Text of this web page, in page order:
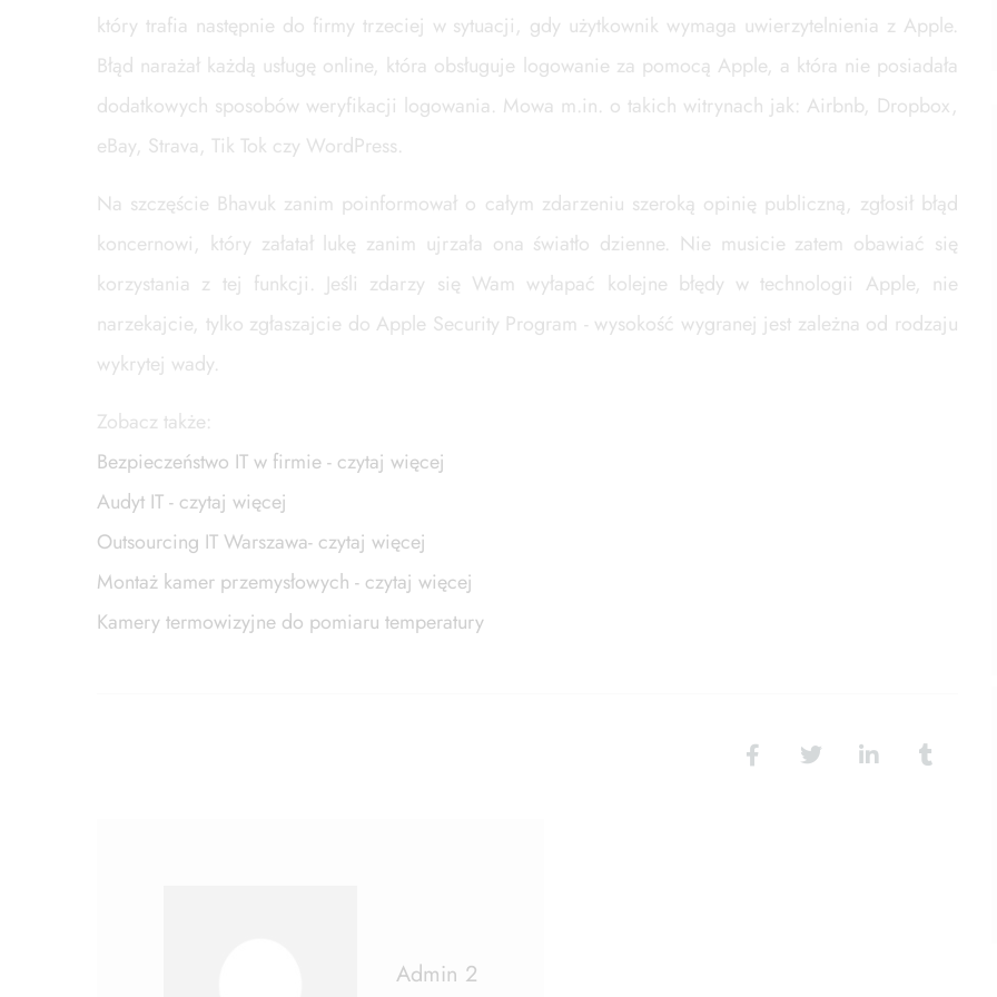
który trafia następnie do firmy trzeciej w sytuacji, gdy użytkownik wymaga uwierzytelnienia z Apple.
Błąd narażał każdą usługę online, która obsługuje logowanie za pomocą Apple, a która nie posiadała
dodatkowych sposobów weryfikacji logowania. Mowa m.in. o takich witrynach jak: Airbnb, Dropbox,
eBay, Strava, Tik Tok czy WordPress.
Na szczęście Bhavuk zanim poinformował o całym zdarzeniu szeroką opinię publiczną, zgłosił błąd
koncernowi, który załatał lukę zanim ujrzała ona światło dzienne. Nie musicie zatem obawiać się
korzystania z tej funkcji. Jeśli zdarzy się Wam wyłapać kolejne błędy w technologii Apple, nie
narzekajcie, tylko zgłaszajcie do Apple Security Program - wysokość wygranej jest zależna od rodzaju
wykrytej wady.
Zobacz także:
Bezpieczeństwo IT w firmie - czytaj więcej
Audyt IT - czytaj więcej
Outsourcing IT Warszawa- czytaj więcej
Montaż kamer przemysłowych - czytaj więcej
Kamery termowizyjne do pomiaru temperatury
Admin 2